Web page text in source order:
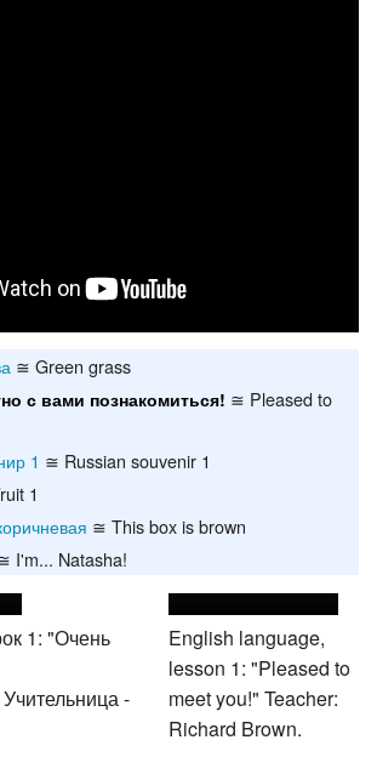
≅ Green grass
с вами познакомиться! ≅ Pleased to
1 ≅ Russian souvenir 1
1
≅ This box is brown
I'm... Natasha!
1: "Очень
-
English language,
lesson 1: "Pleased to
meet you!" Teacher:
Richard Brown.